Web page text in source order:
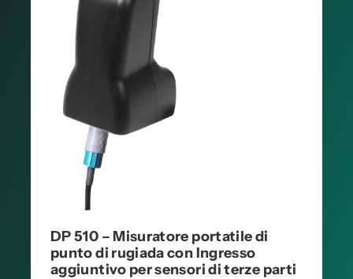
DP 510 – Misuratore portatile di
punto di rugiada con Ingresso
aggiuntivo per sensori di terze parti